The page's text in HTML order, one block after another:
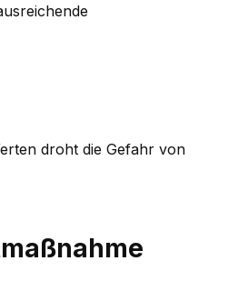
droht die Gefahr von